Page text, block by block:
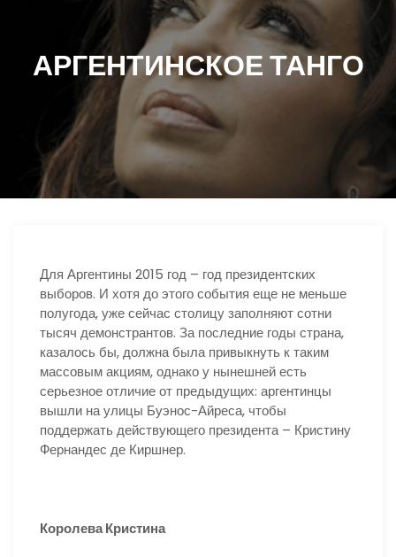
АРГЕНТИНСКОЕ ТАНГО
Для Аргентины 2015 год – год президентских
выборов. И хотя до этого события еще не меньше
полугода, уже сейчас столицу заполняют сотни
тысяч демонстрантов. За последние годы страна,
казалось бы, должна была привыкнуть к таким
массовым акциям, однако у нынешней есть
серьезное отличие от предыдущих: аргентинцы
вышли на улицы Буэнос-Айреса, чтобы
поддержать действующего президента – Кристину
Фернандес де Киршнер.
Королева Кристина